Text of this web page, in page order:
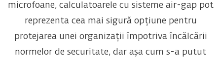
microfoane, calculatoarele cu sisteme air-gap pot
reprezenta cea mai sigură opțiune pentru
protejarea unei organizații împotriva încălcării
normelor de securitate, dar așa cum s-a putut